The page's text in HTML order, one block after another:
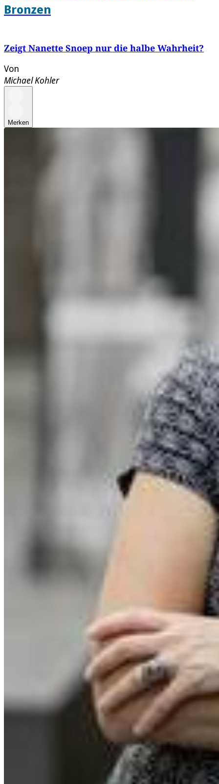
Bronzen
Zeigt Nanette Snoep nur die halbe Wahrheit?
Von
Michael Kohler
Merken